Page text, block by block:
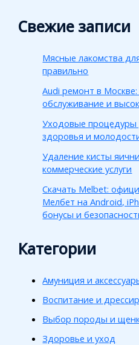
Свежие записи
Мясные лакомства
правильно
Audi ремонт в
обслуживание и
Уходовые процедуры
здоровья и
Удаление кисты
коммерческие услуги
Скачать Melbet:
Мелбет на Android,
бонусы и
Категории
Амуниция и
Воспитание и
Выбор породы и
Здоровье и уход